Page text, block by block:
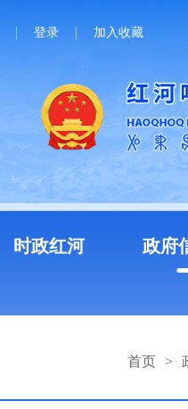
登录 加入收藏
时政红河 政府
首页 >